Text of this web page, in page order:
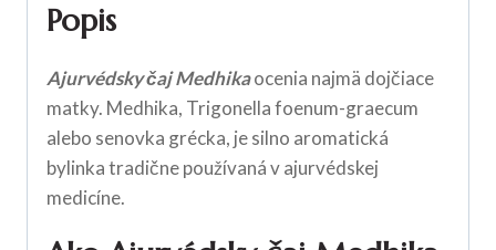
Popis
Ajurvédsky čaj Medhikaocenia najmä dojčiace
matky. Medhika, Trigonella foenum-graecum
alebo senovka grécka, je silno aromatická
bylinka tradične používaná v ajurvédskej
medicíne.